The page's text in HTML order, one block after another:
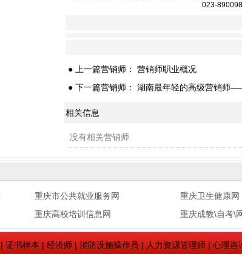
023-
● 上一篇营销师： 营销师职业概况
● 下一篇营销师： 湖南最年轻的高级营销师
相关信息
没有相关营销师
重庆市公共就业服务网 重庆卫生健康网
重庆高校培训信息网 重庆成教\自考\
| 证书样本| 经济师| 消防设施操作员 | 人力资源管理师|心理咨